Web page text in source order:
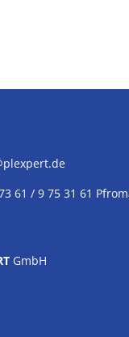
61 / 9 75 31 61
GmbH